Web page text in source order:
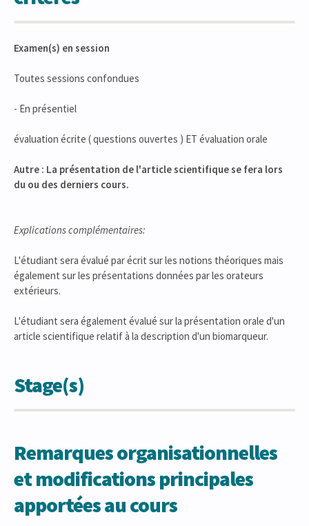
Examen(s) en session
Toutes sessions confondues
- En présentiel
évaluation écrite ( questions ouvertes ) ET évaluation orale
Autre : La présentation de l'article scientifique se fera lors
du ou des derniers cours.
Explications complémentaires:
L'étudiant sera évalué par écrit sur les notions théoriques mais
également sur les présentations données par les orateurs
extérieurs.
L'étudiant sera également évalué sur la présentation orale d'un
article scientifique relatif à la description d'un biomarqueur.
Stage(s)
Remarques organisationnelles
et modifications principales
apportées au cours